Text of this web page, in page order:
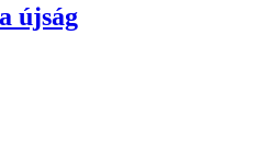
újság